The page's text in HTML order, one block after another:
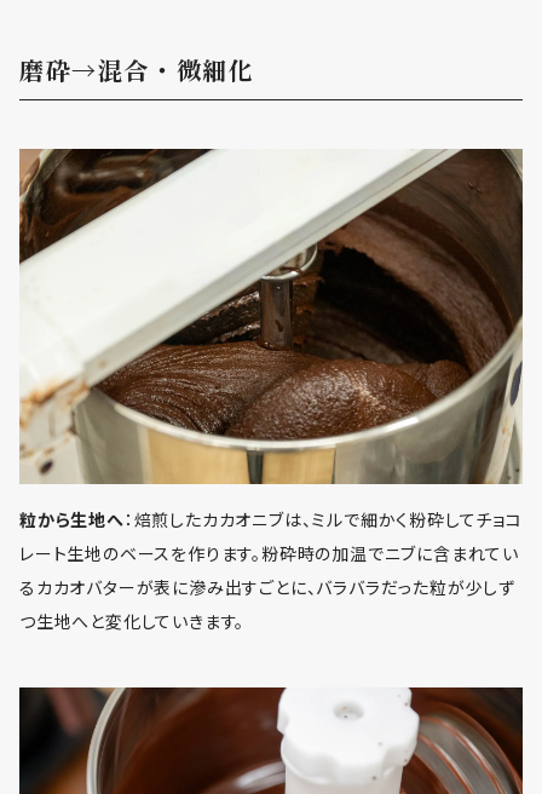
磨砕→混合・微細化
粒から生地へ：焙煎したカカオニブは、ミルで細かく粉砕してチョコ
レート生地のベースを作ります。粉砕時の加温でニブに含まれてい
るカカオバターが表に滲み出すごとに、バラバラだった粒が少しず
つ生地へと変化していきます。